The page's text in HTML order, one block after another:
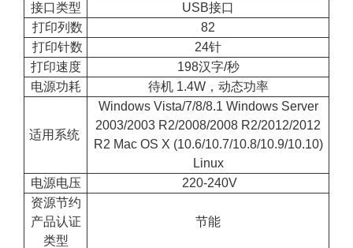
接口类型
USB接口
打印列数
82
打印针数
24针
打印速度
198汉字/秒
电源功耗
待机 1.4W，动态功率
适用系统
Windows Vista/7/8/8.1 Windows Server
2003/2003 R2/2008/2008 R2/2012/2012
R2 Mac OS X (10.6/10.7/10.8/10.9/10.10)
Linux
电源电压
220-240V
资源节约
产品认证
类型
节能